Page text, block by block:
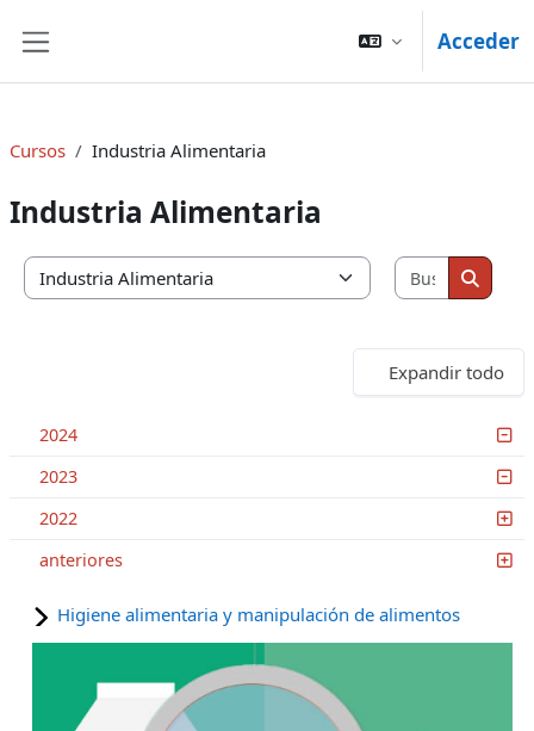
Acceder
Cursos Industria Alimentaria
Industria Alimentaria
Categorías
Buscar
Expandir todo
2024
2023
2022
anteriores
Higiene alimentaria y manipulación de alimentos